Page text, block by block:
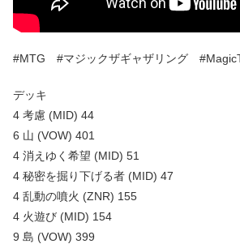
#MTG #マジックザギャザリング
デッキ
4 考慮 (MID) 44
6 山 (VOW) 401
4 消えゆく希望 (MID) 51
4 秘密を掘り下げる者 (MID) 47
4 乱動の噴火 (ZNR) 155
4 火遊び (MID) 154
9 島 (VOW) 399